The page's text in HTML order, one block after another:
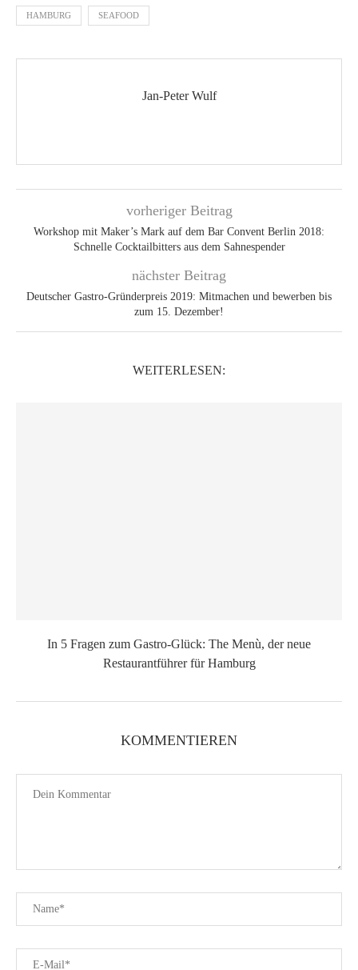
HAMBURG SEAFOOD
Jan-Peter Wulf
vorheriger Beitrag
Workshop mit Maker’s Mark auf dem Bar Convent Berlin 2018:
Schnelle Cocktailbitters aus dem Sahnespender
nächster Beitrag
Deutscher Gastro-Gründerpreis 2019: Mitmachen und bewerben bis
zum 15. Dezember!
WEITERLESEN:
In 5 Fragen zum Gastro-Glück: The Menù, der neue
Restaurantführer für Hamburg
KOMMENTIEREN